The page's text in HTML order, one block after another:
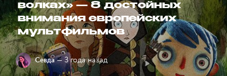
волках» — 8 достойных
внимания европейских
мультфильмов
Севда — 3 года назад